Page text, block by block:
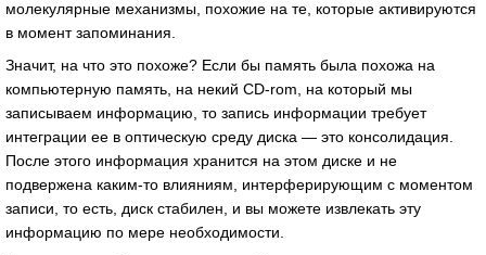
молекулярные механизмы, похожие на те, которые активируются
в момент запоминания.
Значит, на что это похоже? Если бы память была похожа на
компьютерную память, на некий CD-rom, на который мы
записываем информацию, то запись информации требует
интеграции ее в оптическую среду диска — это консолидация.
После этого информация хранится на этом диске и не
подвержена каким-то влияниям, интерферирующим с моментом
записи, то есть, диск стабилен, и вы можете извлекать эту
информацию по мере необходимости.